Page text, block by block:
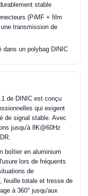
stable
(PiMF + film
transmission de
dans un polybag DINIC
de DINIC est conçu
qui exigent
de signal stable. Avec
jusqu'à 8K@60Hz
boîtier en aluminium
lors de fréquents
de
feuille totale et tresse de
à 360° jusqu'aux